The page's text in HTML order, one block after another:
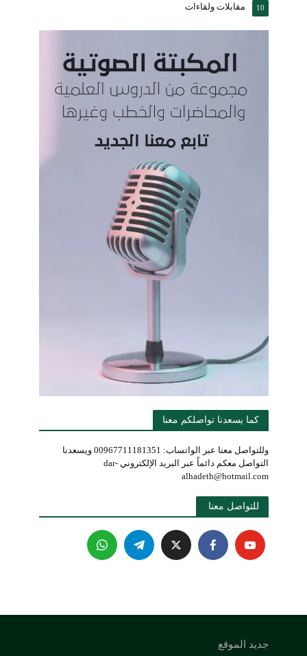
مقابلات ولقاءات 10
كما يسعدنا تواصلكم معنا
وللتواصل معنا عبر الواتساب: 00967711181351 ويسعدنا
التواصل معكم دائماً عبر البريد الإلكتروني dar-
alhadeth@hotmail.com
للتواصل معنا
جديد الموقع